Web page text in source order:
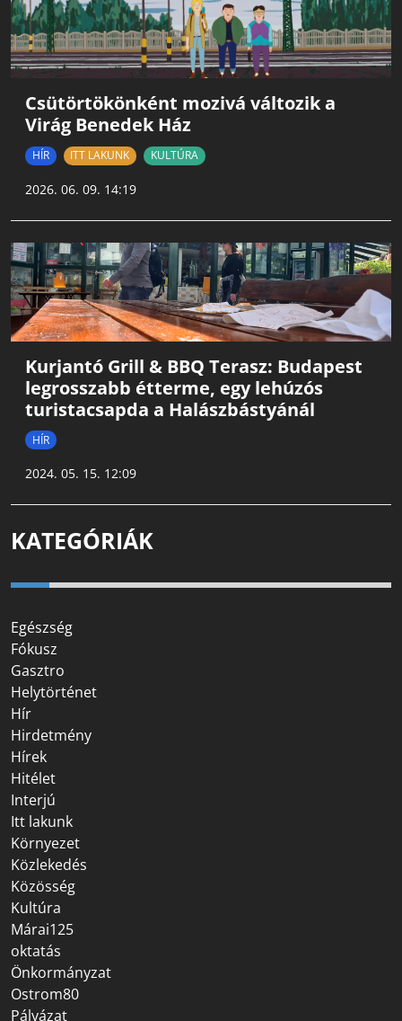
Csütörtökönként mozivá változik a
Virág Benedek Ház
HÍR ITT LAKUNK KULTÚRA
2026. 06. 09. 14:19
Kurjantó Grill & BBQ Terasz: Budapest
legrosszabb étterme, egy lehúzós
turistacsapda a Halászbástyánál
HÍR
2024. 05. 15. 12:09
KATEGÓRIÁK
Egészség
Fókusz
Gasztro
Helytörténet
Hír
Hirdetmény
Hírek
Hitélet
Interjú
Itt lakunk
Környezet
Közlekedés
Közösség
Kultúra
Márai125
oktatás
Önkormányzat
Ostrom80
Pályázat